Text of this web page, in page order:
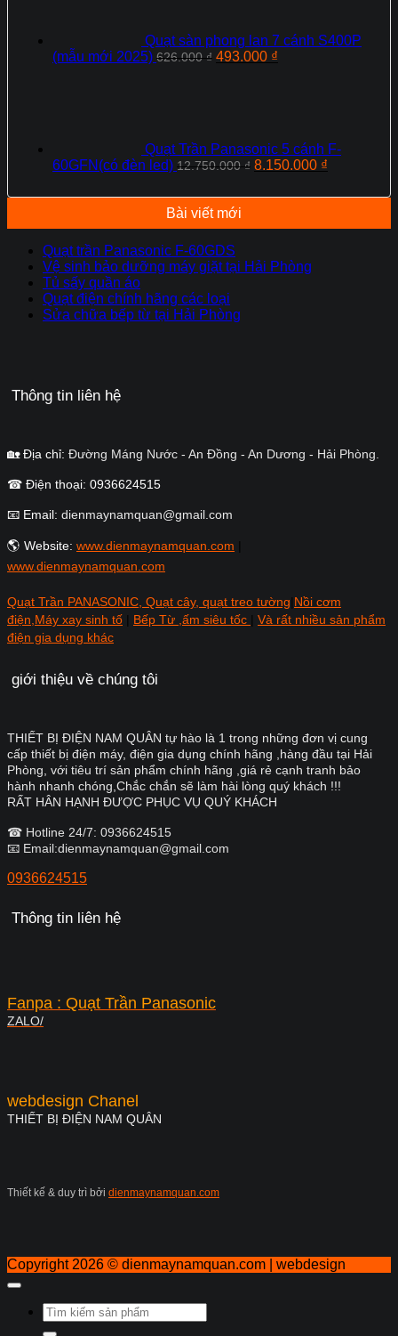
Quạt sàn phong lan 7 cánh S400P
(mẫu mới 2025) 626.000₫ Giá
493.000 ₫
Quạt Trần Panasonic 5 cánh F-
60GFN(có đèn led) 12.750.000₫ Giá
là:
8.150.000 ₫
tại
8.150.000
Bài viết mới
Quạt trần Panasonic F-60GDS
Vệ sinh bảo dưỡng máy giặt tại Hải Phòng
Tủ sấy quần áo
Quạt điện chính hãng các loại
Sửa chữa bếp từ tại Hải Phòng
Thông tin liên hệ
🏡 Địa chỉ: Đường Máng Nước - An Đồng - An Dương - Hải Phòng.
☎ Điện thoại: 0936624515
📧 Email: dienmaynamquan@gmail.com
🌎 Website: www.dienmaynamquan.com
www.dienmaynamquan.com
Quạt Trần PANASONIC, Quạt cây, quạt treo tường Nồi cơm
điện,Máy xay sinh tố
Bếp Từ ,ấm siêu tốc
Và rất nhiều sản phẩm
điện gia dụng khác
giới thiệu về chúng tôi
THIẾT BỊ ĐIỆN NAM QUÂN tự hào là 1 trong những đơn vị cung
cấp thiết bị điện máy, điện gia dụng chính hãng ,hàng đầu tại Hải
Phòng, với tiêu trí sản phẩm chính hãng ,giá rẻ cạnh tranh bảo
hành nhanh chóng,Chắc chắn sẽ làm hài lòng quý khách !!!
RẤT HÂN HẠNH ĐƯỢC PHỤC VỤ QUÝ KHÁCH
☎ Hotline 24/7: 0936624515
📧 Email:dienmaynamquan@gmail.com
0936624515
Thông tin liên hệ
Fanpa : Quạt Trần Panasonic
ZALO/
webdesign Chanel
THIẾT BỊ ĐIỆN NAM QUÂN
Thiết kế & duy trì bởi dienmaynamquan.com
Copyright 2026 © dienmaynamquan.com | webdesign
Tìm
kiếm: